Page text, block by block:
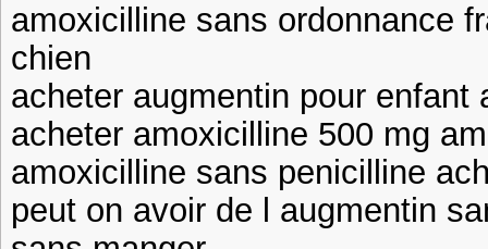
amoxicilline sans ordonnance
chien
acheter augmentin pour enfant
acheter amoxicilline 500 mg
amoxicilline sans penicilline
peut on avoir de l augmentin